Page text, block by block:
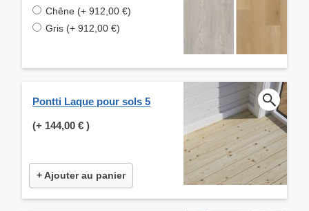
Chêne (+ 912,00 €)
Gris (+ 912,00 €)
Pontti Laque pour sols 5
(+ 144,00 € )
+ Ajouter au panier